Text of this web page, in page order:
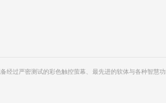
经过严密测试的彩色触控萤幕、 最先进的软体与各种智慧